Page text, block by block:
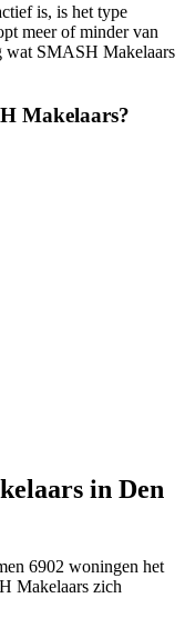
is, is het type
meer of minder van
wat SMASH Makelaars
Makelaars?
in Den
6902 woningen het
Makelaars zich